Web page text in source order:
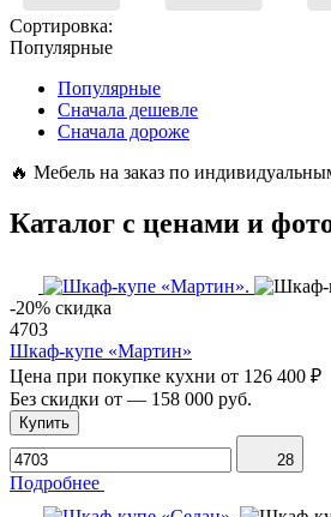
Сортировка:
Популярные
Популярные
Сначала дешевле
Сначала дороже
🔥 Мебель на заказ по
Каталог с ценами и
-20% скидка
4703
Шкаф-купе «Мартин»
Цена при покупке кухни от 126 400 ₽
Без скидки от — 158 000 руб.
Купить
28
Подробнее